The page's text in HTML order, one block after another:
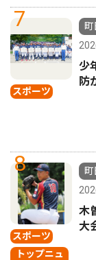
7
スポーツ
町
少
防
8
スポーツ
トップニュ
町
木
大